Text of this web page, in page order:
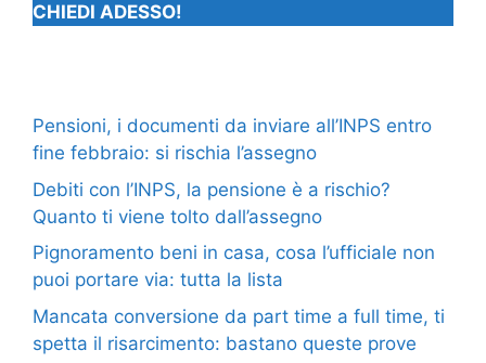
CHIEDI ADESSO!
Pensioni, i documenti da inviare all’INPS entro
fine febbraio: si rischia l’assegno
Debiti con l’INPS, la pensione è a rischio?
Quanto ti viene tolto dall’assegno
Pignoramento beni in casa, cosa l’ufficiale non
puoi portare via: tutta la lista
Mancata conversione da part time a full time, ti
spetta il risarcimento: bastano queste prove